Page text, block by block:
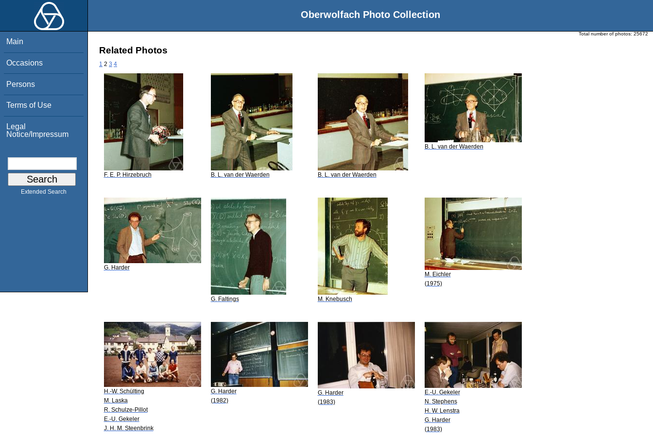
Oberwolfach Photo Collection
Main
Occasions
Persons
Terms of Use
Legal
Notice/Impressum
Extended Search
Total number of photos: 25672
Related Photos
1 2 3 4
F. E. P. Hirzebruch B. L. van der Waerden B. L. van der Waerden
B. L. van der Waerden
G. Harder
G. Faltings M. Knebusch
M. Eichler
(1975)
H.-W. Schülting
M. Laska
R. Schulze-Pillot
E.-U. Gekeler
J. H. M. Steenbrink
G. Harder
(1982)
G. Harder
(1983)
E.-U. Gekeler
N. Stephens
H. W. Lenstra
G. Harder
(1983)